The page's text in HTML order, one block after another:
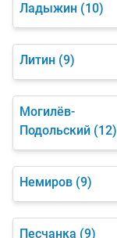
Ладыжин (10)
Литин (9)
Могилёв-
Подольский (12)
Немиров (9)
Песчанка (9)